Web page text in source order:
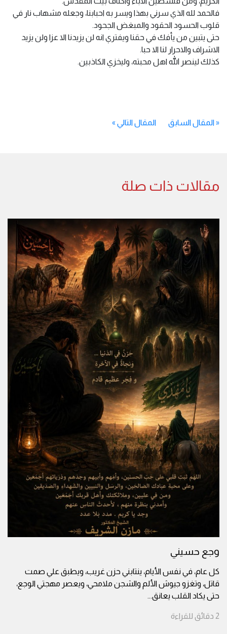
فالحمد لله الذي سرني بهذا ويسر به احبابنا، وجعله مشهاب نار في
قلوب الحسود الحقود والمبغض الجحود.
حتى يتبين من يأفك في حقنا ويفتري انه لن يزيدنا الا عزا ولن يزيد
الاشراف والاحرار لنا الا حبا.
كذلك لينصر الله اهل محبته، وليخزي الكاذبين.
«المقال السابق المقال التالي »
مقالات ذات صلة
وجع حسيني
كل عام، في نفس الأيام، ينتابني حزن غريب، ويطبق علي صمت
قاتل، وتغزو جيوش الألم والشجن ملامحي، ويعصر مهجتي الوجع،
حتى يكاد القلب يعانق...
2 دقائق للقراءة